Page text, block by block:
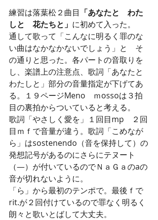
練習は落葉松２曲目 「あなたと　わた
しと　花たちと」 に初めて入った。
通して歌って「こんなに明るく罪のな
い曲はなかなかないでしょう」と　そ
の通りと思った。各パートの音取りを
し、楽譜上の注意点、歌詞「あなたと
わたしと」部分の音量指定が下げてあ
る。１９ページMeno　ｍossoは３拍
目の裏拍からついていると考える。
歌詞「やさしく愛を」１回目mp　２回
目ｍｆで音量が違う。歌詞「こめなが
ら」はsostenendo（音を保持して）の
発想記号があるのにさらにテヌート
（―）が付いているのでＮａＧａのaの
音が切れないように。
「ら」から最初のテンポで。最後ｆで
rit.が２回付けているので罪なく明るく
朗々と歌いとばして大丈夫。